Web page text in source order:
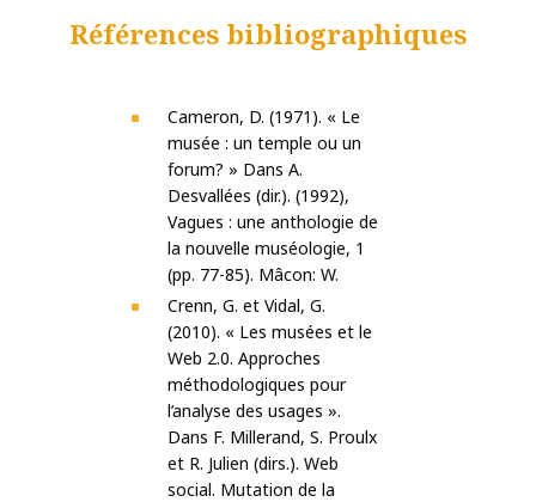
Références bibliographiques
Cameron, D. (1971). « Le
musée : un temple ou un
forum? » Dans A.
Desvallées (dir.). (1992),
Vagues : une anthologie de
la nouvelle muséologie, 1
(pp. 77-85). Mâcon: W.
Crenn, G. et Vidal, G.
(2010). « Les musées et le
Web 2.0. Approches
méthodologiques pour
l’analyse des usages ».
Dans F. Millerand, S. Proulx
et R. Julien (dirs.). Web
social. Mutation de la